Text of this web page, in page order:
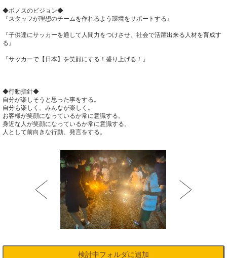
◆ボノスのビジョン◆
『スタッフが理想のチームを作れるよう環境をサポートする』
『子供達にサッカーを通して人間力をつけさせ、社会で活躍出来る人材を育成す
る』
『サッカーで【日本】を笑顔にする！盛り上げる！』
◆行動指針◆
自分が楽しそうと思った事をする。
自分も楽しく、みんなが楽しく。
お客様が笑顔になっているか常に意識する。
身近な人が笑顔になっているか常に意識する。
人として前向きな行動、発言をする。